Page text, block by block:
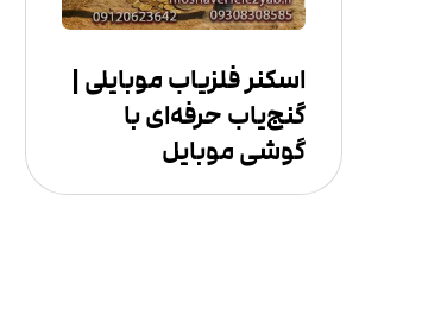
اسکنر فلزیاب موبایلی |
گنج‌یاب حرفه‌ای با
گوشی موبایل